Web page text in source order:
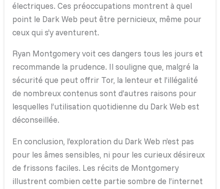
électriques. Ces préoccupations montrent à quel
point le Dark Web peut être pernicieux, même pour
ceux qui s’y aventurent.
Ryan Montgomery voit ces dangers tous les jours et
recommande la prudence. Il souligne que, malgré la
sécurité que peut offrir Tor, la lenteur et l’illégalité
de nombreux contenus sont d’autres raisons pour
lesquelles l’utilisation quotidienne du Dark Web est
déconseillée.
En conclusion, l’exploration du Dark Web n’est pas
pour les âmes sensibles, ni pour les curieux désireux
de frissons faciles. Les récits de Montgomery
illustrent combien cette partie sombre de l’internet